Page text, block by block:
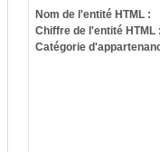
Nom de l'entité HTML :
Chiffre de l'entité HTML
Catégorie